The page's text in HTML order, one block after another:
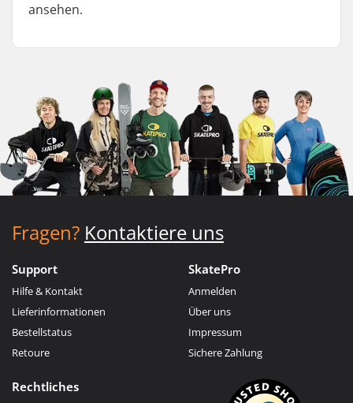
ansehen.
Fragen? Kontaktiere uns
Support
Hilfe & Kontakt
Lieferinformationen
Bestellstatus
Retoure
SkatePro
Anmelden
Über uns
Impressum
Sichere Zahlung
Rechtliches